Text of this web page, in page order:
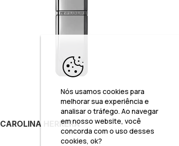
CAROLINA HERRERA
Nós usamos cookies para
melhorar sua experiência e
analisar o tráfego. Ao navegar
em nosso website, você
concorda com o uso desses
cookies, ok?